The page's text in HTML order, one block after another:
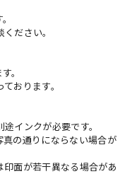
ださい。
。
おります。
インクが必要です。
真の通りにならない場合が
印面が若干異なる場合があ